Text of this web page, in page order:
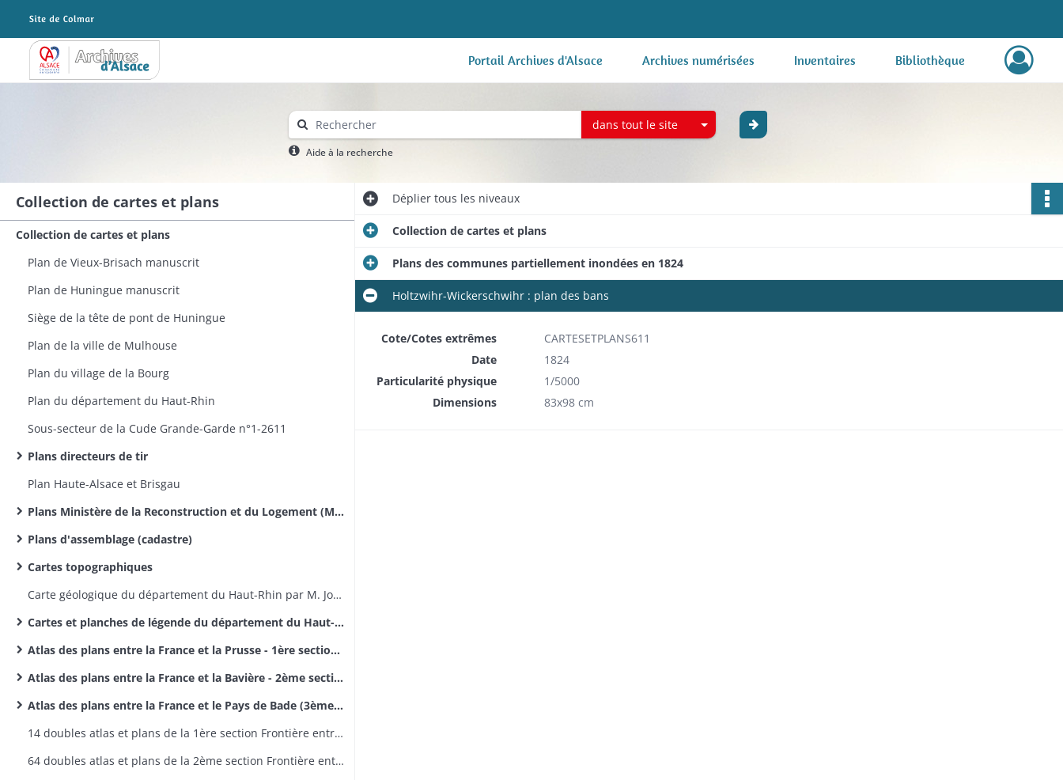
Archives Alsace - Colmar Portail Archives d'Alsace Archives numérisées Inventaires Bibliothèque
dans tout le site
Aide à la recherche
Collection de cartes et plans
Collection de cartes et plans
Plan de Vieux-Brisach manuscrit
Plan de Huningue manuscrit​
Siège de la tête de pont de Huningue
Plan de la ville de Mulhouse
Plan du village de la Bourg
Plan du département du Haut-Rhin
Sous-secteur de la Cude Grande-Garde n°1-2611​
Plans directeurs de tir
Plan Haute-Alsace et Brisgau
Plans Ministère de la Reconstruction et du Logement (MRL)
Plans d'assemblage (cadastre)
Cartes topographiques
Carte géologique du département du Haut-Rhin par M. Jos. Koechlin-Schlumberger
Cartes et planches de légende du département du Haut-Rhin par M. Jos. Koechlin-Schlumberger
Atlas des plans entre la France et la Prusse - 1ère section des délimitations des frontières entre la France et l'Allemagne
Atlas des plans entre la France et la Bavière - 2ème section des délimitations entre la France et l'Allemagne
Atlas des plans entre la France et le Pays de Bade (3ème section des délimitations de frontières entre la France et l'Allemagne
14 doubles atlas et plans de la 1ère section Frontière entre la France et la Prusse - plans 1 à 9
64 doubles atlas et plans de la 2ème section Frontière entre la France et la Bavière - plans 1 à 60
Dépliertous les niveaux
Collection de cartes et plans
Plans des communes partiellement inondées en 1824
Holtzwihr-Wickerschwihr : plan des bans
Cote/Cotes extrêmes
CARTESETPLANS611
Date
1824
Particularité physique
1/5000
Dimensions
83x98 cm